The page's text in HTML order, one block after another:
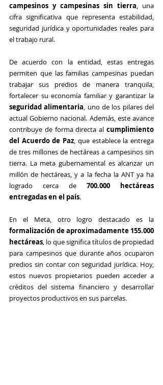
campesinos y campesinas sin tierra, una
cifra significativa que representa estabilidad,
seguridad jurídica y oportunidades reales para
el trabajo rural.
De acuerdo con la entidad, estas entregas
permiten que las familias campesinas puedan
trabajar sus predios de manera tranquila,
seguridad alimentaria, uno de los pilares del
actual Gobierno nacional. Además, este avance
contribuye de forma directa al cumplimiento
del Acuerdo de Paz, que establece la entrega
de tres millones de hectáreas a campesinos sin
tierra. La meta gubernamental es alcanzar un
millón de hectáreas, y a la fecha la ANT ya ha
logrado cerca de 700.000 hectáreas
entregadas en el país.
formalización de aproximadamente 155.000
hectáreas, lo que significa títulos de propiedad
para campesinos que durante años ocuparon
predios sin contar con seguridad jurídica. Hoy,
estos nuevos propietarios pueden acceder a
créditos del sistema financiero y desarrollar
proyectos productivos en sus parcelas.